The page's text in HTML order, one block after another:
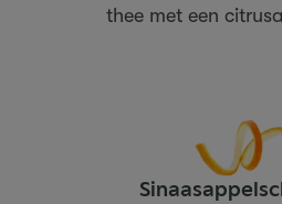
thee met een